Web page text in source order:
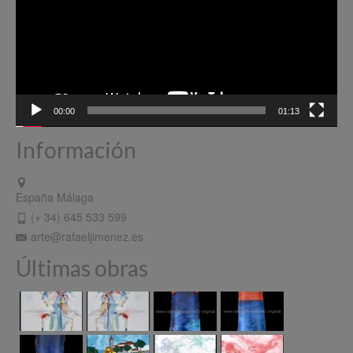
00:00 01:13
Información
España Málaga
(+ 34) 645 533 599
arte@rafaeljimenez.es
Últimas obras